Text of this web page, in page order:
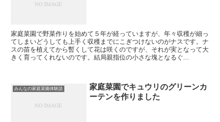
家庭菜園で野菜作りを始めて５年が経っていますが、年々収穫が細っ
てしまいどうしても上手く収穫までにこぎつけないのがナスです。ナ
スの苗を植えてから暫くして花は咲くのですが、それが実となって大
きく育ってくれないのです。結局親指位の小さな塊となるぐ...
みんなの家庭菜園体験談
家庭菜園でキュウリのグリーンカ
ーテンを作りました